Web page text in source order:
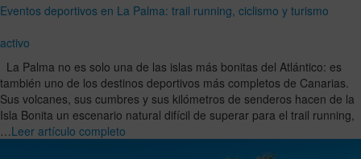
Eventos deportivos en La Palma: trail running, ciclismo y turismo
activo
La Palma no es solo una de las islas más bonitas del Atlántico: es
también uno de los destinos deportivos más completos de Canarias.
Sus volcanes, sus cumbres y sus kilómetros de senderos hacen de la
Isla Bonita un escenario natural difícil de superar para el trail running,
…Leer artículo completo